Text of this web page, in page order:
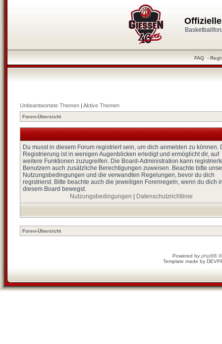
FAQ -
Unbeantwortete Themen | Aktive Themen
Foren-Übersicht
Du musst in diesem Forum registriert sein, um dich anmelden zu können.
Registrierung ist in wenigen Augenblicken erledigt und ermöglicht dir, auf
weitere Funktionen zuzugreifen. Die Board-Administration kann
Benutzern auch zusätzliche Berechtigungen zuweisen. Beachte bitte
Nutzungsbedingungen und die verwandten Regelungen, bevor du dich
registrierst. Bitte beachte auch die jeweiligen Forenregeln, wenn du dich
diesem Board bewegst.
Nutzungsbedingungen
Datenschutzrichtlinie
Foren-Übersicht
Powered by phpBB
Template made by